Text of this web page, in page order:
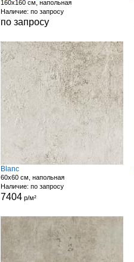
160x160 см, напольная
Наличие: по запросу
по запросу
Blanc
60x60 см, напольная
Наличие: по запросу
7404 р/м²